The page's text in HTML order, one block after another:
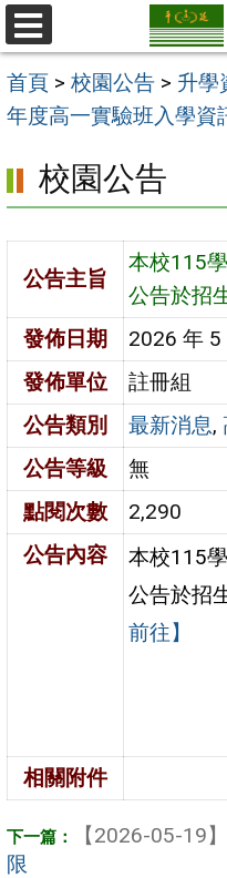
跳
至
主
要
區
選
單
首頁 > 校園公告 > 升學
年度高一實驗班入學資
校園公告
公告主旨
本校115
公告於招
發佈日期
2026 年 5
發佈單位
註冊組
公告類別
最新消息,
公告等級
無
點閱次數
2,290
公告內容
本校115
公告於招
前往】
相關附件
【2026-05-19】
限